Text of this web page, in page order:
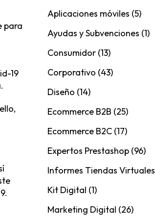
para
19
.
Aplicaciones móviles (5)
Ayudas y Subvenciones (1)
Consumidor (13)
Corporativo (43)
Diseño (14)
Ecommerce B2B (25)
Ecommerce B2C (17)
Expertos Prestashop (96)
Informes Tiendas Virtuales
Kit Digital (1)
Marketing Digital (26)